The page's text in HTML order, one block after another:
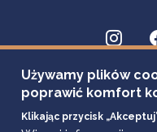
Używamy plików
poprawić komfort
Klikając przycisk